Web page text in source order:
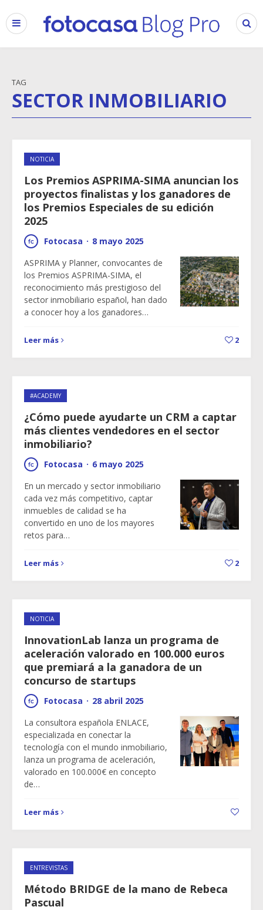
TAG
SECTOR INMOBILIARIO
NOTICIA
Los Premios ASPRIMA-SIMA anuncian los
proyectos finalistas y los ganadores de
los Premios Especiales de su edición
2025
Fotocasa · 8 mayo 2025
ASPRIMA y Planner, convocantes de
los Premios ASPRIMA-SIMA, el
reconocimiento más prestigioso del
sector inmobiliario español, han dado
a conocer hoy a los ganadores…
Leer más 2
#ACADEMY
¿Cómo puede ayudarte un CRM a captar
más clientes vendedores en el sector
inmobiliario?
Fotocasa · 6 mayo 2025
En un mercado y sector inmobiliario
cada vez más competitivo, captar
inmuebles de calidad se ha
convertido en uno de los mayores
retos para…
Leer más 2
NOTICIA
InnovationLab lanza un programa de
aceleración valorado en 100.000 euros
que premiará a la ganadora de un
concurso de startups
Fotocasa · 28 abril 2025
La consultora española ENLACE,
especializada en conectar la
tecnología con el mundo inmobiliario,
lanza un programa de aceleración,
valorado en 100.000€ en concepto
de…
Leer más
ENTREVISTAS
Método BRIDGE de la mano de Rebeca
Pascual